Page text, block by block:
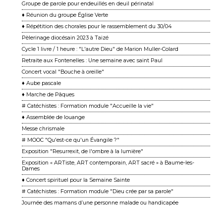
Groupe de parole pour endeuillés en deuil périnatal
♦ Réunion du groupe Église Verte
♦ Répétition des chorales pour le rassemblement du 30/04
Pèlerinage diocésain 2023 à Taizé
Cycle 1 livre / 1 heure : "L'autre Dieu" de Marion Muller-Colard
Retraite aux Fontenelles : Une semaine avec saint Paul
Concert vocal "Bouche à oreille"
♦ Aube pascale
♦ Marche de Pâques
# Catéchistes : Formation module "Accueille la vie"
♦ Assemblée de louange
Messe chrismale
# MOOC "Qu'est-ce qu'un Évangile ?"
Exposition "Resurrexit, de l'ombre à la lumière"
Exposition « ARTiste, ART contemporain, ART sacré » à Baume-les-
Dames
♦ Concert spirituel pour la Semaine Sainte
# Catéchistes : Formation module "Dieu crée par sa parole"
Journée des mamans d’une personne malade ou handicapée